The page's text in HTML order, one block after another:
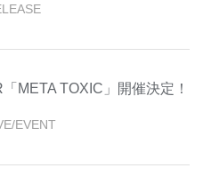
META TOXIC」開催決定！
EVENT